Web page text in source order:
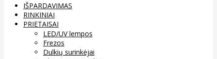
IŠPARDAVIMAS
RINKINIAI
PRIETAISAI
LED/UV lempos
Frezos
Dulkių surinkėjai